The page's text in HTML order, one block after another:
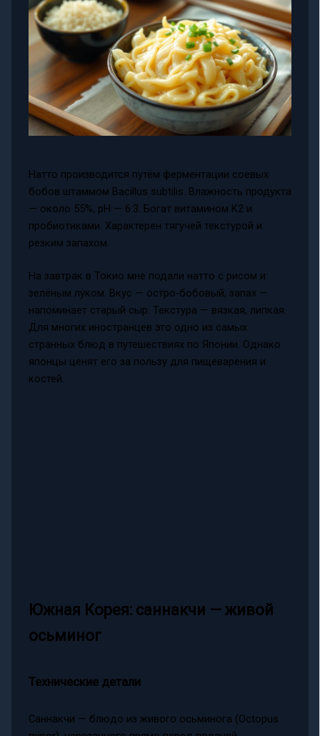
Натто производится путём ферментации соевых
бобов штаммом Bacillus subtilis. Влажность продукта
— около 55%, pH — 6.3. Богат витамином K2 и
пробиотиками. Характерен тягучей текстурой и
резким запахом.
На завтрак в Токио мне подали натто с рисом и
зелёным луком. Вкус — остро-бобовый, запах —
напоминает старый сыр. Текстура — вязкая, липкая.
Для многих иностранцев это одно из самых
странных блюд в путешествиях по Японии. Однако
японцы ценят его за пользу для пищеварения и
костей.
Южная Корея: саннакчи — живой
осьминог
Технические детали
Саннакчи — блюдо из живого осьминога (Octopus